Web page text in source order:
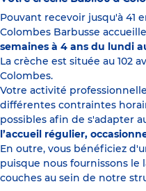
Pouvant recevoir jusqu'à 41
Colombes Barbusse
semaines à 4 ans du lundi
La crèche est située au 102
Colombes.
Votre activité
différentes contraintes
possibles afin de s'adapter
l’accueil régulier,
En outre, vous bénéficiez
puisque nous fournissons le
couches au sein de notre